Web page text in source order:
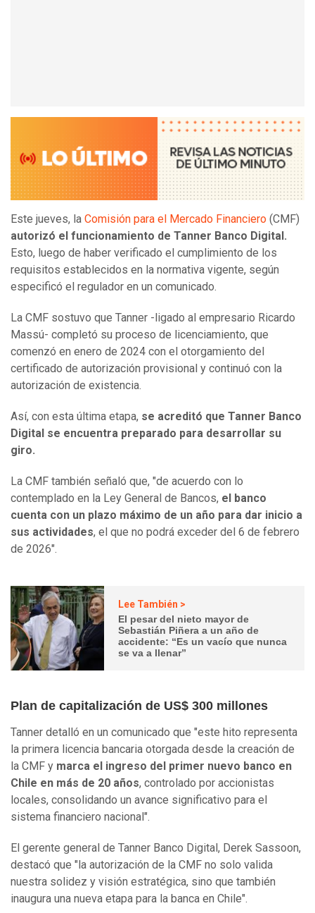
Este jueves, la Comisión para el Mercado Financiero (CMF)
autorizó el funcionamiento de Tanner Banco Digital.
Esto, luego de haber verificado el cumplimiento de los
requisitos establecidos en la normativa vigente, según
especificó el regulador en un comunicado.
La CMF sostuvo que Tanner -ligado al empresario Ricardo
Massú- completó su proceso de licenciamiento, que
comenzó en enero de 2024 con el otorgamiento del
certificado de autorización provisional y continuó con la
autorización de existencia.
Así, con esta última etapa, se acreditó que Tanner Banco
Digital se encuentra preparado para desarrollar su
giro.
La CMF también señaló que, "de acuerdo con lo
contemplado en la Ley General de Bancos, el banco
cuenta con un plazo máximo de un año para dar inicio a
sus actividades, el que no podrá exceder del 6 de febrero
de 2026".
Lee También >
El pesar del nieto mayor de
Sebastián Piñera a un año de
accidente: “Es un vacío que nunca
se va a llenar”
Plan de capitalización de US$ 300 millones
Tanner detalló en un comunicado que "este hito representa
la primera licencia bancaria otorgada desde la creación de
la CMF y marca el ingreso del primer nuevo banco en
Chile en más de 20 años, controlado por accionistas
locales, consolidando un avance significativo para el
sistema financiero nacional".
El gerente general de Tanner Banco Digital, Derek Sassoon,
destacó que "la autorización de la CMF no solo valida
nuestra solidez y visión estratégica, sino que también
inaugura una nueva etapa para la banca en Chile".